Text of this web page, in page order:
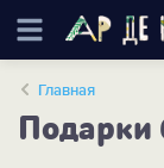
Главная
Подарки